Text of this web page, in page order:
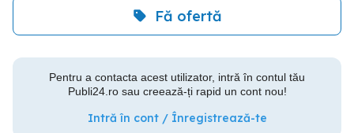
Fă ofertă
Pentru a contacta acest utilizator, intră în contul tău
Publi24.ro sau creează-ți rapid un cont nou!
Intră în cont / Înregistrează-te